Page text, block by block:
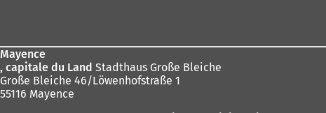
Mayence
, capitale du Land Stadthaus Große Bleiche
Große Bleiche 46/Löwenhofstraße 1
55116 Mayence